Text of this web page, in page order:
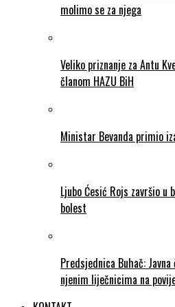
molimo se za njega
Veliko priznanje za Antu
članom HAZU BiH
Ministar Bevanda primio
Ljubo Ćesić Rojs završio u
bolest
Predsjednica Buhač:
njenim liječnicima na